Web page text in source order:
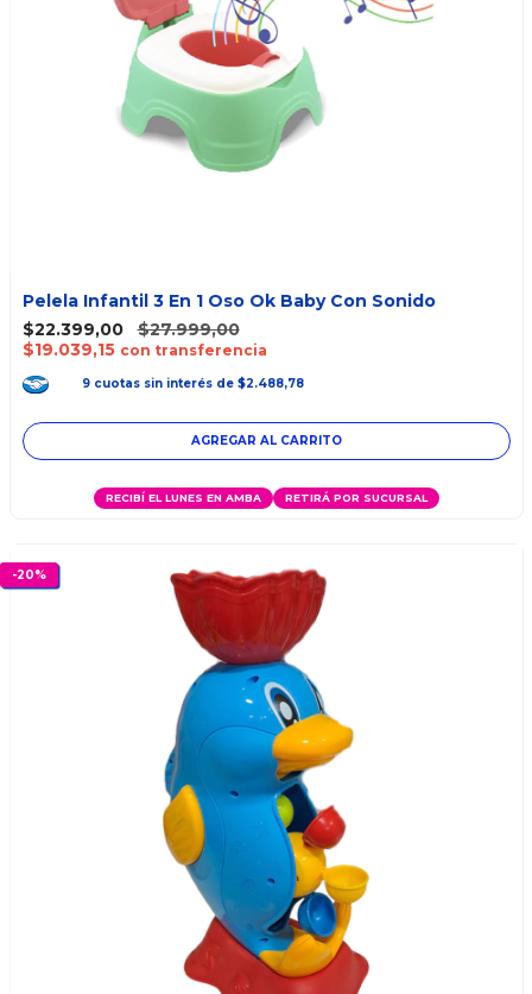
Pelela Infantil 3 En 1 Oso Ok Baby Con Sonido
$22.399,00
$27.999,00
$19.039,15 con transferencia
9 cuotas sin interés de $2.488,78
AGREGAR AL CARRITO
RECIBÍ EL LUNES EN AMBA RETIRÁ POR SUCURSAL
-20%